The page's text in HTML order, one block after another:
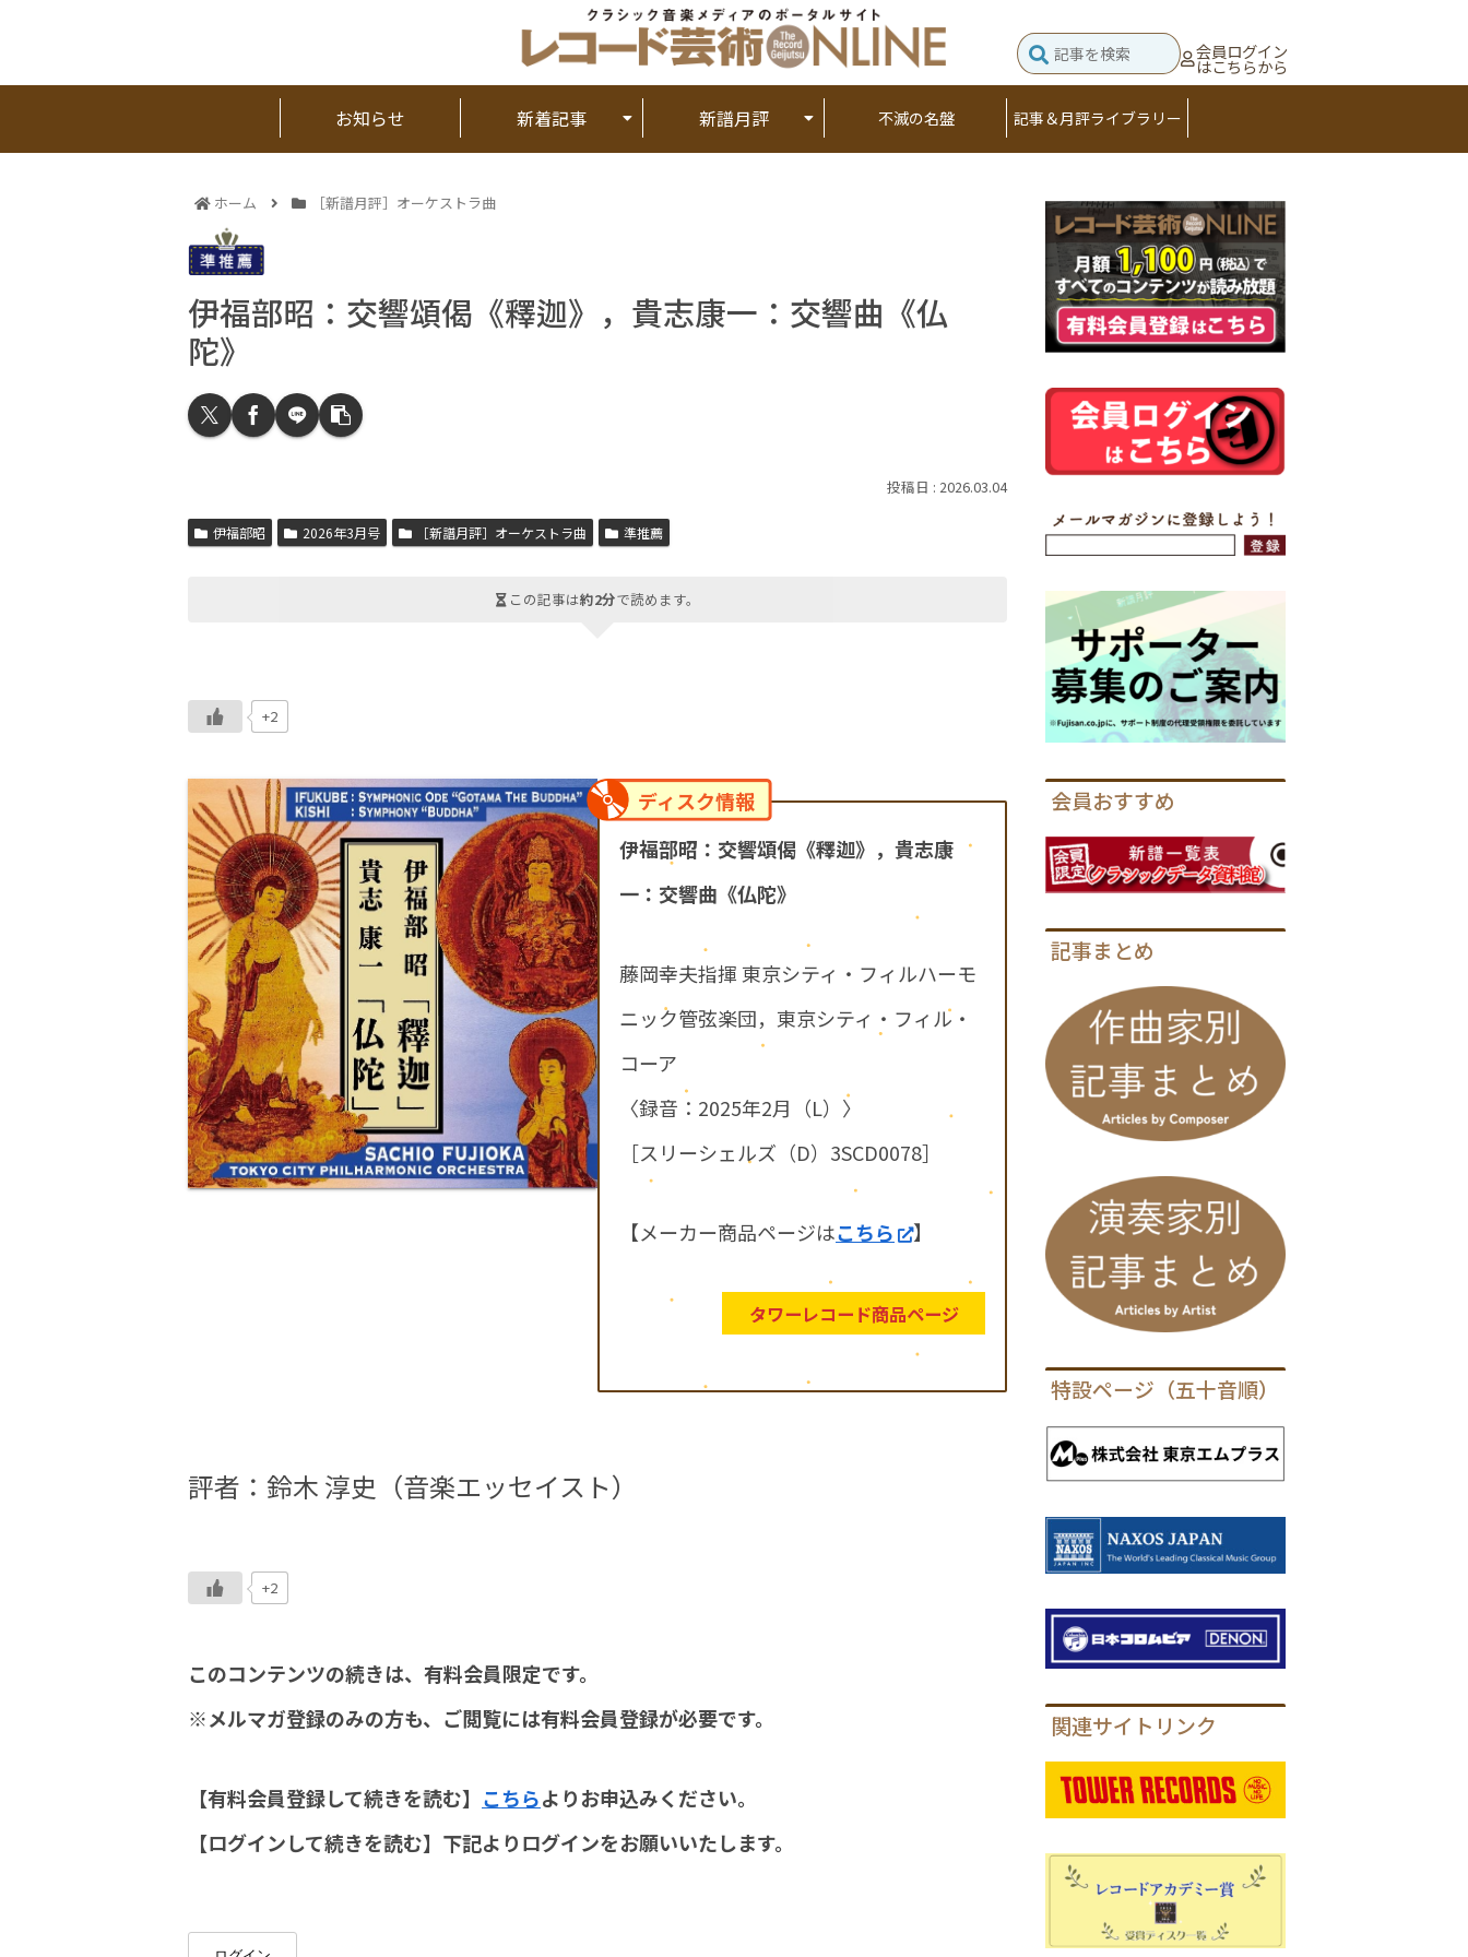
会員ログイン
はこちらから
お知らせ 新着記事 新譜月評 不滅の名盤 記事＆月評ライブラリー
ホーム ［新譜月評］オーケストラ曲
伊福部昭：交響頌偈《釋迦》，貴志康一：交響曲《仏
陀》
2026.03.04
伊福部昭 2026年3月号 ［新譜月評］オーケストラ曲 準推薦
この記事は約2分で読めます。
+2
ディスク情報
伊福部昭：交響頌偈《釋迦》，貴志康
一：交響曲《仏陀》
藤岡幸夫指揮 東京シティ・フィルハーモ
ニック管弦楽団，東京シティ・フィル・
コーア
〈録音：2025年2月（L）〉
［スリーシェルズ（D）3SCD0078］
【メーカー商品ページはこちら 】
タワーレコード商品ページ
評者：鈴木 淳史（音楽エッセイスト）
+2
このコンテンツの続きは、有料会員限定です。
※メルマガ登録のみの方も、ご閲覧には有料会員登録が必要です。
【有料会員登録して続きを読む】 こちらよりお申込みください。
【ログインして続きを読む】下記よりログインをお願いいたします。
会員おすすめ
記事まとめ
特設ページ（五十音順）
関連サイトリンク